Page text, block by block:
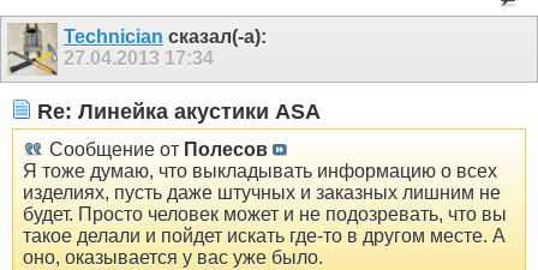
Technician сказал(-а):
27.04.2013 17:34
Re: Линейка акустики ASA
Сообщение от Полесов
Я тоже думаю, что выкладывать информацию о всех
изделиях, пусть даже штучных и заказных лишним не
будет. Просто человек может и не подозревать, что вы
такое делали и пойдет искать где-то в другом месте. А
оно, оказывается у вас уже было.